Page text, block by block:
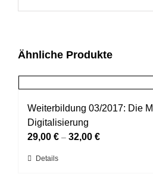
Ähnliche Produkte
Weiterbildung 03/2017: Die
Digitalisierung
29,00 € – 32,00 €
Dieses
Details